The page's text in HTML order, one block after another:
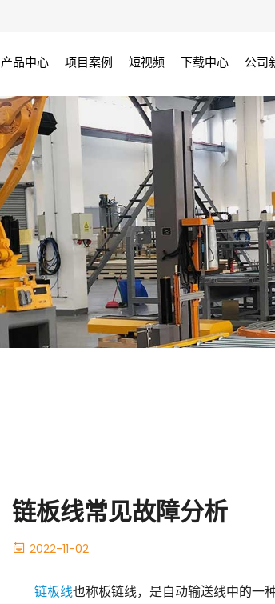
产品中心 项目案例 短视频 下载中心 公司
链板线常见故障分析
2022-11-02
链板线也称板链线，是自动输送线中的一